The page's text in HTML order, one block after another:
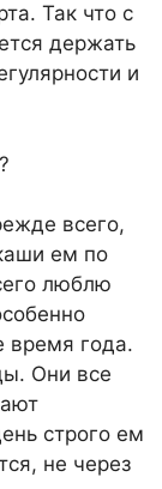
Так что с
держать
и
всего,
ем по
люблю
время года.
Они все
строго ем
не через